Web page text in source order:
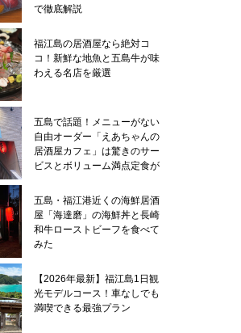
で徹底解説
福江島の居酒屋なら絶対コ
コ！新鮮な地魚と五島牛が味
わえる名店を厳選
五島で話題！メニューがない
自由オーダー「えあちゃんの
居酒屋カフェ」は驚きのサー
ビスとボリューム満点定食が
五島・福江港近くの海鮮居酒
屋「海達磨」の海鮮丼と長崎
和牛ローストビーフを食べて
みた
【2026年最新】福江島1日観
光モデルコース！車なしでも
満喫できる最強プラン